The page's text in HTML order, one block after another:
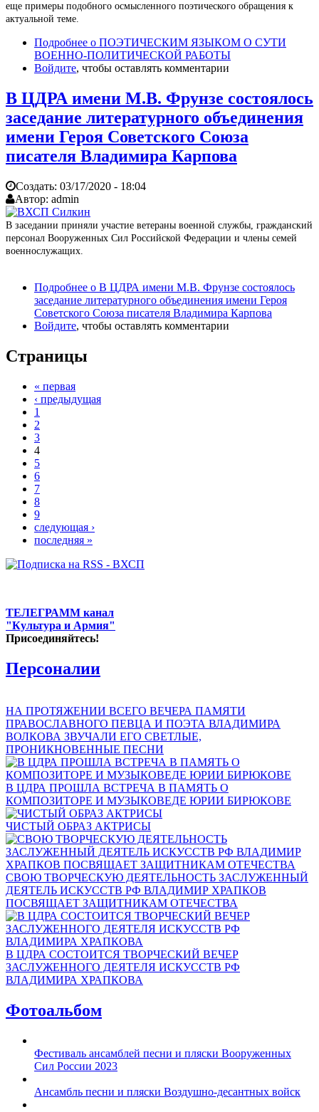
еще примеры подобного осмысленного поэтического обращения к
актуальной теме.
Подробнее о ПОЭТИЧЕСКИМ ЯЗЫКОМ О СУТИ
ВОЕННО-ПОЛИТИЧЕСКОЙ РАБОТЫ
Войдите, чтобы оставлять комментарии
В ЦДРА имени М.В. Фрунзе состоялось
заседание литературного объединения
имени Героя Советского Союза
писателя Владимира Карпова
Создать: 03/17/2020 - 18:04
Автор: admin
В заседании приняли участие ветераны военной службы, гражданский
персонал Вооруженных Сил Российской Федерации и члены семей
военнослужащих.
Подробнее о В ЦДРА имени М.В. Фрунзе состоялось
заседание литературного объединения имени Героя
Советского Союза писателя Владимира Карпова
Войдите, чтобы оставлять комментарии
Страницы
« первая
‹ предыдущая
1
2
3
4
5
6
7
8
9
следующая ›
последняя »
ТЕЛЕГРАММ канал
"Культура и Армия"
Присоединяйтесь!
Персоналии
НА ПРОТЯЖЕНИИ ВСЕГО ВЕЧЕРА ПАМЯТИ
ПРАВОСЛАВНОГО ПЕВЦА И ПОЭТА ВЛАДИМИРА
ВОЛКОВА ЗВУЧАЛИ ЕГО СВЕТЛЫЕ,
ПРОНИКНОВЕННЫЕ ПЕСНИ
В ЦДРА ПРОШЛА ВСТРЕЧА В ПАМЯТЬ О
КОМПОЗИТОРЕ И МУЗЫКОВЕДЕ ЮРИИ БИРЮКОВЕ
ЧИСТЫЙ ОБРАЗ АКТРИСЫ
СВОЮ ТВОРЧЕСКУЮ ДЕЯТЕЛЬНОСТЬ ЗАСЛУЖЕННЫЙ
ДЕЯТЕЛЬ ИСКУССТВ РФ ВЛАДИМИР ХРАПКОВ
ПОСВЯЩАЕТ ЗАЩИТНИКАМ ОТЕЧЕСТВА
В ЦДРА СОСТОИТСЯ ТВОРЧЕСКИЙ ВЕЧЕР
ЗАСЛУЖЕННОГО ДЕЯТЕЛЯ ИСКУССТВ РФ
ВЛАДИМИРА ХРАПКОВА
Фотоальбом
Фестиваль ансамблей песни и пляски Вооруженных
Сил России 2023
Ансамбль песни и пляски Воздушно-десантных войск